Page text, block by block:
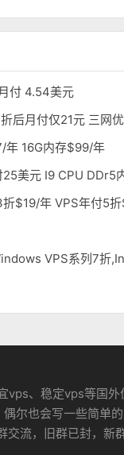
付 4.54美元
16G内存$99/年
vps、稳定vps等国外
尔也会写一些简单
流，旧群已封，新群